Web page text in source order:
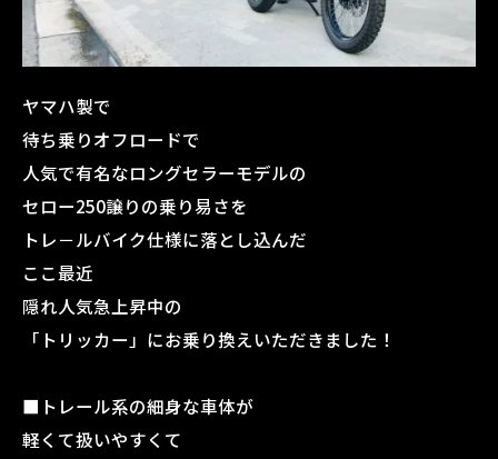
ヤマハ製で
待ち乗りオフロードで
人気で有名なロングセラーモデルの
セロー250譲りの乗り易さを
トレ－ルバイク仕様に落とし込んだ
ここ最近
隠れ人気急上昇中の
「トリッカー」にお乗り換えいただきました！
■トレール系の細身な車体が
軽くて扱いやすくて